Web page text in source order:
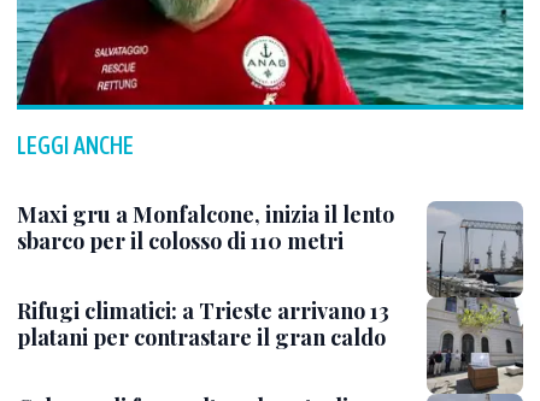
LEGGI ANCHE
Maxi gru a Monfalcone, inizia il lento
sbarco per il colosso di 110 metri
Rifugi climatici: a Trieste arrivano 13
platani per contrastare il gran caldo